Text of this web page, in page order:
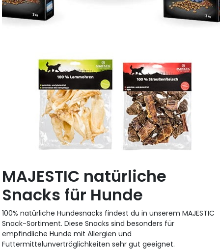
MAJESTIC natürliche
Snacks für Hunde
100% natürliche Hundesnacks findest du in unserem MAJESTIC
Snack-Sortiment. Diese Snacks sind besonders für
empfindliche Hunde mit Allergien und
Futtermittelunverträglichkeiten sehr gut geeignet.